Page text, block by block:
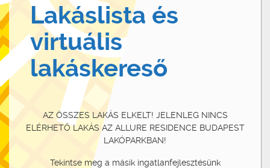
Lakáslista és
virtuális
lakáskereső
AZ ÖSSZES LAKÁS ELKELT! JELENLEG NINCS
ELÉRHETŐ LAKÁS AZ ALLURE RESIDENCE BUDAPEST
LAKÓPARKBAN!
Tekintse meg a másik ingatlanfejlesztésünk